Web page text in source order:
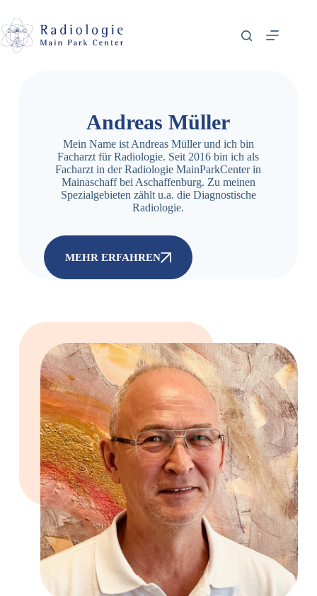
Andreas Müller
Mein Name ist Andreas Müller und ich bin
Facharzt für Radiologie. Seit 2016 bin ich als
Facharzt in der Radiologie MainParkCenter in
Mainaschaff bei Aschaffenburg. Zu meinen
Spezialgebieten zählt u.a. die Diagnostische
Radiologie.
MEHR ERFAHREN